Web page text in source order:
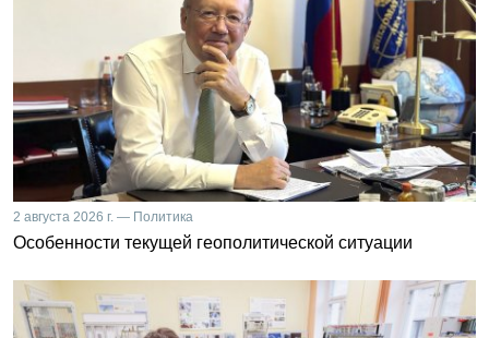
2 августа 2026 г. — Политика
Особенности текущей геополитической ситуации